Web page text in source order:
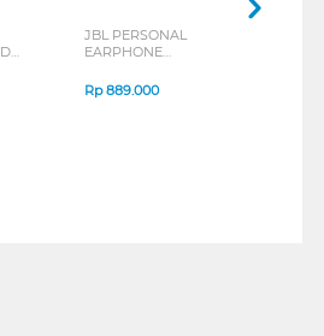
JBL PERSONAL
EARPHONE
SERIES
Rp889.000